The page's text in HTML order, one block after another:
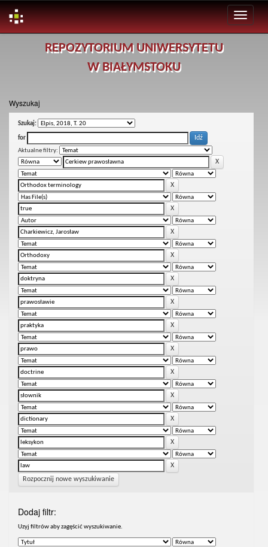
REPOZYTORIUM UNIWERSYTETU
W BIAŁYMSTOKU
Wyszukaj
Szukaj:
for
Aktualne filtry:
Rozpocznij nowe wyszukiwanie
Dodaj filtr:
Uzyj filtrów aby zagęścić wyszukiwanie.